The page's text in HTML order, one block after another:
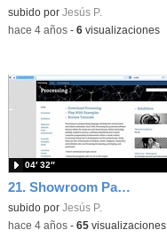
Contenido educativo.
subido por Jesús P.
-hace 4 años- 6visualizaciones
21. Showroom Parte III
Contenido educativo.
subido por Jesús P.
04′ 32″
-hace 4 años- 65visualizaciones